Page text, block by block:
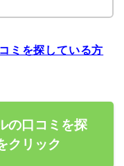
ミを探している方
の口コミを探
クリック